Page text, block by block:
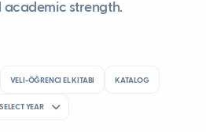
academic strength.
VELI-ÖĞRENCI EL KITABI KATALOG
SELECT YEAR